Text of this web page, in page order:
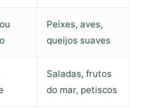
Peixes, aves,
queijos suaves
Saladas, frutos
do mar, petiscos